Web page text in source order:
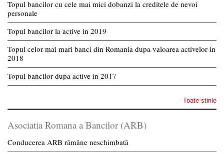
Topul bancilor cu cele mai mici dobanzi la creditele de nevoi
personale
Topul bancilor la active in 2019
Topul celor mai mari banci din Romania dupa valoarea activelor in
2018
Topul bancilor dupa active in 2017
Toate stirile
Asociatia Romana a Bancilor (ARB)
Conducerea ARB rămâne neschimbată